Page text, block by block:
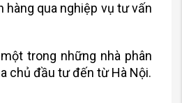
hàng qua nghiệp vụ tư vấn